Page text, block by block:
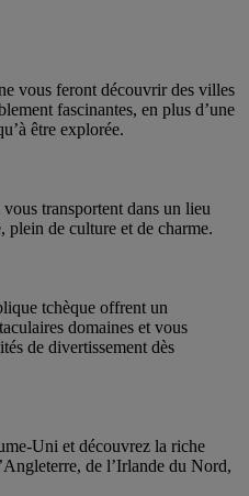
vous feront découvrir des villes
fascinantes, en plus d’une
être explorée.
transportent dans un lieu
plein de culture et de charme.
tchèque offrent un
domaines et vous
de divertissement dès
Uni et découvrez la riche
de l’Irlande du Nord,